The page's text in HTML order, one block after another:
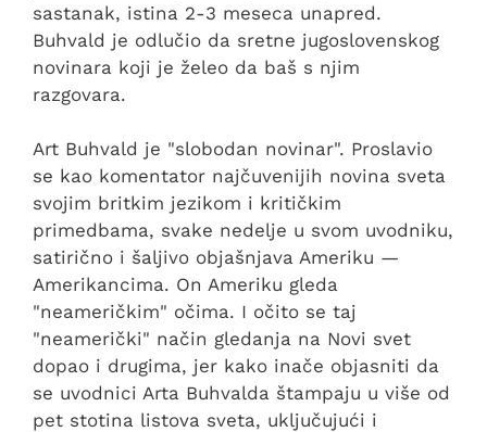
sastanak, istina 2-3 meseca unapred.
Buhvald je odlučio da sretne jugoslovenskog
novinara koji je želeo da baš s njim
razgovara.
Art Buhvald je "slobodan novinar". Proslavio
se kao komentator najčuvenijih novina sveta
svojim britkim jezikom i kritičkim
primedbama, svake nedelje u svom uvodniku,
satirično i šaljivo objašnjava Ameriku —
Amerikancima. On Ameriku gleda
"neameričkim" očima. I očito se taj
"neamerički" način gledanja na Novi svet
dopao i drugima, jer kako inače objasniti da
se uvodnici Arta Buhvalda štampaju u više od
pet stotina listova sveta, uključujući i